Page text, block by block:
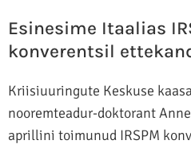
Esinesime Itaalias
konverentsil
Kriisiuuringute Keskuse
nooremteadur-doktorant
aprillini toimunud IRSPM